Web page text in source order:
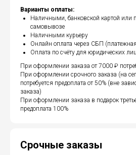
Варианты оплаты:
Наличными, банковской картой или
самовывозе
Наличными курьеру
Онлайн оплата через СБП
Оплата по счёту для юридических
При оформлении заказа от 7000 ₽
При оформлении срочного заказа (на
потребуется предоплата от 50% (вне
заказа)
При оформлении заказа в подарок
предоплата 100%
Срочные заказы